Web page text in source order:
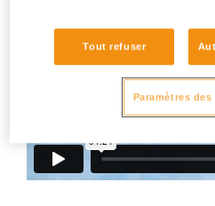
Tout refuser
Paramètres